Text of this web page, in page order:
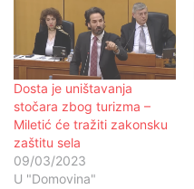
Dosta je uništavanja
stočara zbog turizma –
Miletić će tražiti zakonsku
zaštitu sela
09/03/2023
U "Domovina"